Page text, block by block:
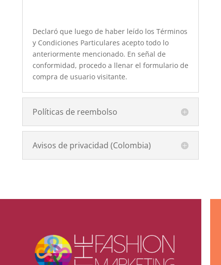
Declaró que luego de haber leído los Términos
y Condiciones Particulares acepto todo lo
anteriormente mencionado. En señal de
conformidad, procedo a llenar el formulario de
compra de usuario visitante.
Políticas de reembolso
Avisos de privacidad (Colombia)